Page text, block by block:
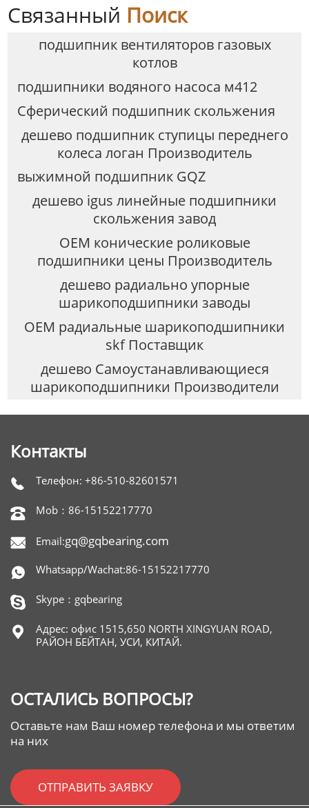
Связанный Поиск
подшипник вентиляторов газовых
котлов
подшипники водяного насоса м412
Сферический подшипник скольжения
дешево подшипник ступицы переднего
колеса логан Производитель
выжимной подшипник GQZ
дешево igus линейные подшипники
скольжения завод
OEM конические роликовые
подшипники цены Производитель
дешево радиально упорные
шарикоподшипники заводы
OEM радиальные шарикоподшипники
skf Поставщик
дешево Самоустанавливающиеся
шарикоподшипники Производители
Контакты
 Телефон: +86-510-82601571
 Mob：86-15152217770
 Email:gq@gqbearing.com
 Whatsapp/Wachat:86-15152217770
 Skype：gqbearing

Адрес: офис 1515,650 NORTH XINGYUAN ROAD,
РАЙОН БЕЙТАН, УСИ, КИТАЙ.
ОСТАЛИСЬ ВОПРОСЫ?
Оставьте нам Ваш номер телефона и мы ответим
на них
ОТПРАВИТЬ ЗАЯВКУ